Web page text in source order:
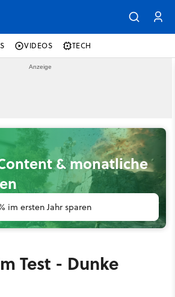
VIDEOS TECH
& monatliche
im ersten Jahr sparen
Test - Dunke